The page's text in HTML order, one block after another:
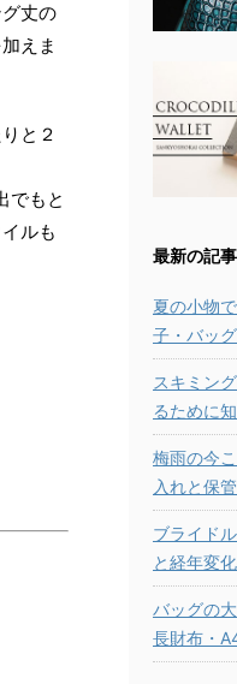
丈の
えま
と２
でもと
ルも
最新の記事
夏の小物
子・バッ
スキミン
るために
梅雨の今
入れと保
ブライド
と経年変
バッグの
長財布・